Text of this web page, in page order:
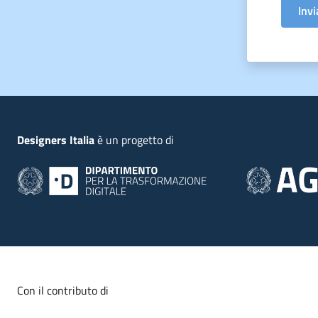
Designers Italiaè un progetto di
Con il contributo di